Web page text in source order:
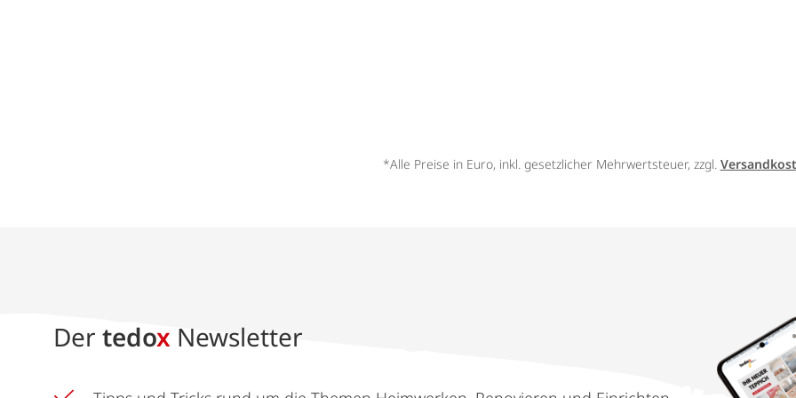
*Alle Preise in Euro, inkl. gesetzlicher Mehrwertsteuer, zzgl.
Der tedox Newsletter